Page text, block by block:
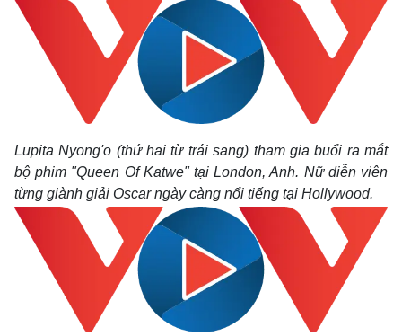
Lupita Nyong'o (thứ hai từ trái sang) tham gia buổi ra mắt
bộ phim "Queen Of Katwe" tại London, Anh. Nữ diễn viên
từng giành giải Oscar ngày càng nổi tiếng tại Hollywood.